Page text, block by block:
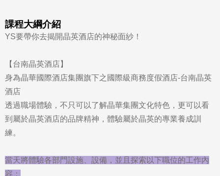
課程大綱介紹
YS要帶你去揭開晶英酒店的神秘面紗！
【台南晶英酒店】
身為晶華國際酒店集團旗下之國際級商務度假酒店-台南晶英
酒店
透過職場體驗，不只可以了解晶華集團文化特色，更可以看
到屬於晶英酒店的品牌精神，體驗屬於晶英的專業養成訓
練。
當天將體驗各部門設施、設備，並且探索以下職位的工作內
容：